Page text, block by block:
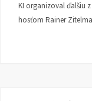
KI organizoval ďalšiu
hosťom Rainer